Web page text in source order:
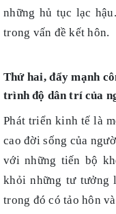
những hủ tục lạc
trong vấn đề kết hôn.
Thứ hai, đẩy mạnh
trình độ dân trí của
Phát triển kinh tế là
cao đời sống của
với những tiến bộ
khỏi những tư tưởng
trong đó có tảo hôn